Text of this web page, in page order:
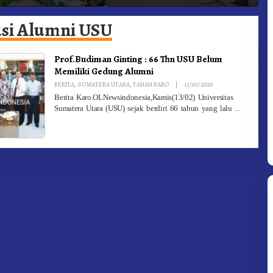
Gunung – Doulu Foto
Dan Pemadam Kebakaran
Alumni USU
Prof.Budiman Ginting : 66 Thn USU Belum
Memiliki Gedung Alumni
BERITA, SUMATERA UTARA,TANAH KARO | 13/02/2020By
Berita Karo.OLNewsindonesia,Kamis(13/02) Universitas
Sumatera Utara (USU) sejak berdiri 66 tahun yang lalu